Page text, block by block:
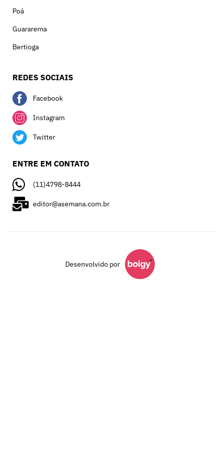
Poá
Guararema
Bertioga
REDES SOCIAIS
Facebook
Instagram
Twitter
ENTRE EM CONTATO
(11)4798-8444
editor@asemana.com.br
Desenvolvido por